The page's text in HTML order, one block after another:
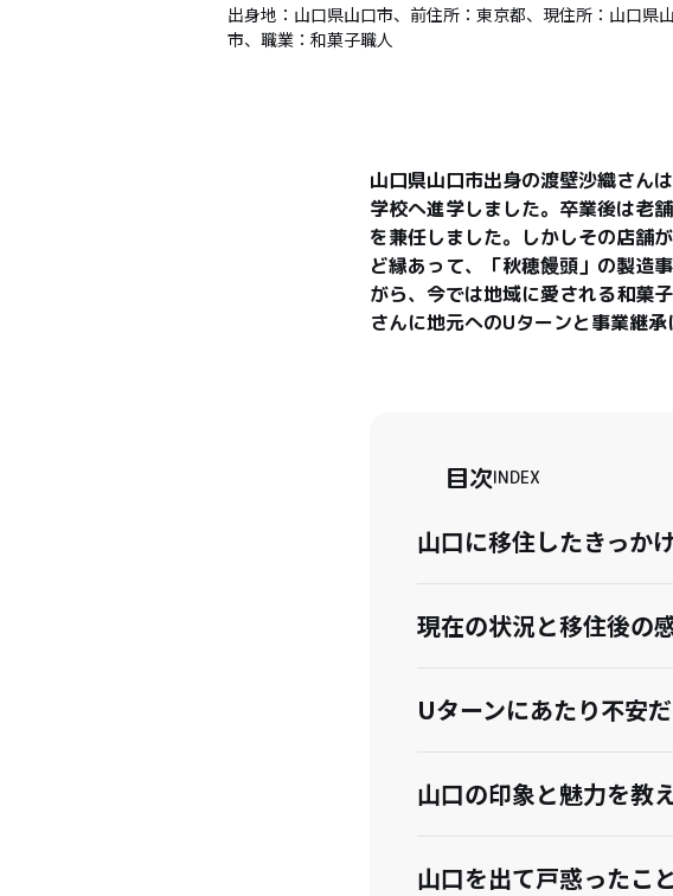
出身地：山口県山口市、前住所：東京都、現住所：山口県
市、職業：和菓子職人
山口県山口市出身の渡壁沙織さん
学校へ進学しました。卒業後は老
を兼任しました。しかしその店舗
ど縁あって、「秋穂饅頭」の製造
がら、今では地域に愛される和菓
さんに地元へのUターンと事業継承
目次INDEX
山口に移住したきっか
現在の状況と移住後の
Uターンにあたり不安
山口の印象と魅力を教
山口を出て戸惑ったこ